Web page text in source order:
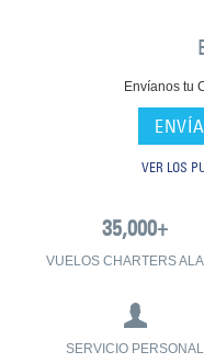
Envíanos tu
VER LOS
VUELOS CHARTERS
SERVICIO PERSONAL